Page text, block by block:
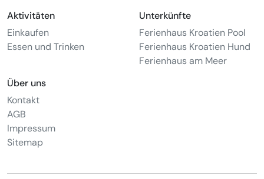
Aktivitäten
Einkaufen
Essen und Trinken
Unterkünfte
Ferienhaus Kroatien Pool
Ferienhaus Kroatien Hund
Ferienhaus am Meer
Über uns
Kontakt
AGB
Impressum
Sitemap